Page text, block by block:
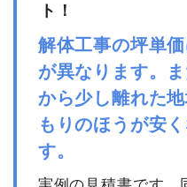
ト！
解体工事の坪単
が異なります。
から少し離れた
もりのほうが安
す。